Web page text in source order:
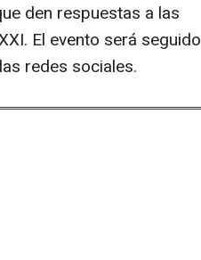
den respuestas a las
El evento será seguido
redes sociales.